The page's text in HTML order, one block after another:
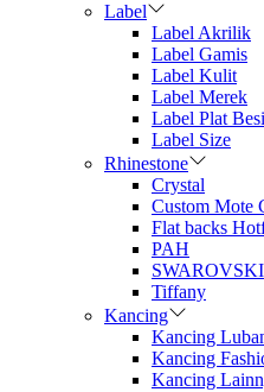
Label
Label Akrilik
Label Gamis
Label Kulit
Label Merek
Label Plat Besi
Label Size
Rhinestone
Crystal
Custom Mote
Flat backs
PAH
SWAROVSKI
Tiffany
Kancing
Kancing
Kancing
Kancing